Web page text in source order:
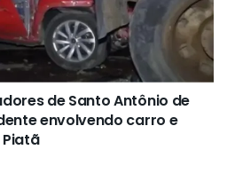
de Santo Antônio de
envolvendo carro e